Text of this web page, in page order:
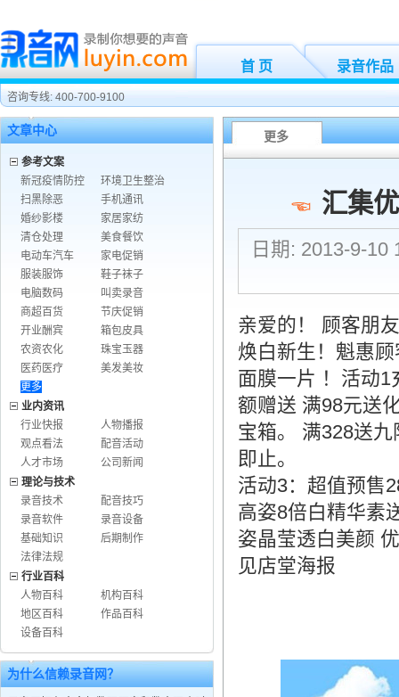
首 页 录音作品
咨询专线: 400-700-9100
文章中心
参考文案
新冠疫情防控
环境卫生整治
扫黑除恶
手机通讯
婚纱影楼
家居家纺
清仓处理
美食餐饮
电动车汽车
家电促销
服装服饰
鞋子袜子
电脑数码
叫卖录音
商超百货
节庆促销
开业酬宾
箱包皮具
农资农化
珠宝玉器
医药医疗
美发美妆
更多
业内资讯
行业快报
人物播报
观点看法
配音活动
人才市场
公司新闻
理论与技术
录音技术
配音技巧
录音软件
录音设备
基础知识
后期制作
法律法规
行业百科
人物百科
机构百科
地区百科
作品百科
设备百科
为什么信赖录音网？
更多
汇集
日期: 2013-9-
亲爱的！ 顾客朋
焕白新生！魁惠
面膜一片 ！活动1
额赠送 满98元送
宝箱。 满328送
即止。
活动3：超值预售
高姿8倍白精华素
姿晶莹透白美颜
见店堂海报